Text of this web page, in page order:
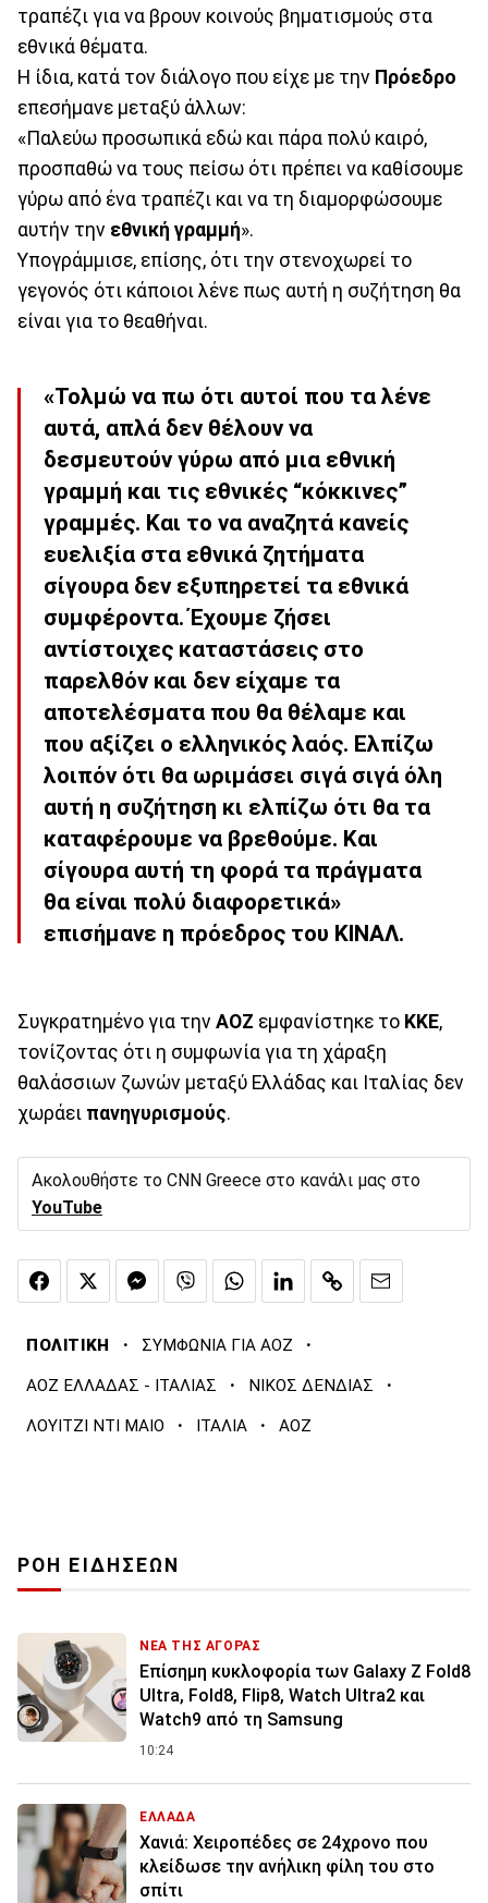
τραπέζι για να βρουν κοινούς βηματισμούς στα
εθνικά θέματα.
Η ίδια, κατά τον διάλογο που είχε με την Πρόεδρο
επεσήμανε μεταξύ άλλων:
«Παλεύω προσωπικά εδώ και πάρα πολύ καιρό,
προσπαθώ να τους πείσω ότι πρέπει να καθίσουμε
γύρω από ένα τραπέζι και να τη διαμορφώσουμε
αυτήν την εθνική γραμμή».
Υπογράμμισε, επίσης, ότι την στενοχωρεί το
γεγονός ότι κάποιοι λένε πως αυτή η συζήτηση θα
είναι για το θεαθήναι.
«Τολμώ να πω ότι αυτοί που τα λένε
αυτά, απλά δεν θέλουν να
δεσμευτούν γύρω από μια εθνική
γραμμή και τις εθνικές “κόκκινες”
γραμμές. Και το να αναζητά κανείς
ευελιξία στα εθνικά ζητήματα
σίγουρα δεν εξυπηρετεί τα εθνικά
συμφέροντα. Έχουμε ζήσει
αντίστοιχες καταστάσεις στο
παρελθόν και δεν είχαμε τα
αποτελέσματα που θα θέλαμε και
που αξίζει ο ελληνικός λαός. Ελπίζω
λοιπόν ότι θα ωριμάσει σιγά σιγά όλη
αυτή η συζήτηση κι ελπίζω ότι θα τα
καταφέρουμε να βρεθούμε. Και
σίγουρα αυτή τη φορά τα πράγματα
θα είναι πολύ διαφορετικά»
επισήμανε η πρόεδρος του ΚΙΝΑΛ.
Συγκρατημένο για την ΑΟΖ εμφανίστηκε το ΚΚΕ,
τονίζοντας ότι η συμφωνία για τη χάραξη
θαλάσσιων ζωνών μεταξύ Ελλάδας και Ιταλίας δεν
χωράει πανηγυρισμούς.
Ακολουθήστε το CNN Greece στο κανάλι μας στο
YouTube
ΠΟΛΙΤΙΚΗ · ΣΥΜΦΩΝΙΑ ΓΙΑ ΑΟΖ ·
ΑΟΖ ΕΛΛΑΔΑΣ - ΙΤΑΛΙΑΣ · ΝΙΚΟΣ ΔΕΝΔΙΑΣ ·
ΛΟΥΙΤΖΙ ΝΤΙ ΜΑΙΟ · ΙΤΑΛΙΑ · ΑΟΖ
ΡΟΗ ΕΙΔΗΣΕΩΝ
ΝΕΑ ΤΗΣ ΑΓΟΡΑΣ
Επίσημη κυκλοφορία των Galaxy Z Fold8
Ultra, Fold8, Flip8, Watch Ultra2 και
Watch9 από τη Samsung
10:24
ΕΛΛΑΔΑ
Χανιά: Χειροπέδες σε 24χρονο που
κλείδωσε την ανήλικη φίλη του στο
σπίτι